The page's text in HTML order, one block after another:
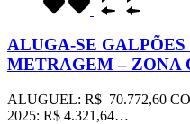
ALUGA-SE
METRAGEM – ZONA
ALUGUEL: R$ 70.772,60
2025: R$ 4.321,64…